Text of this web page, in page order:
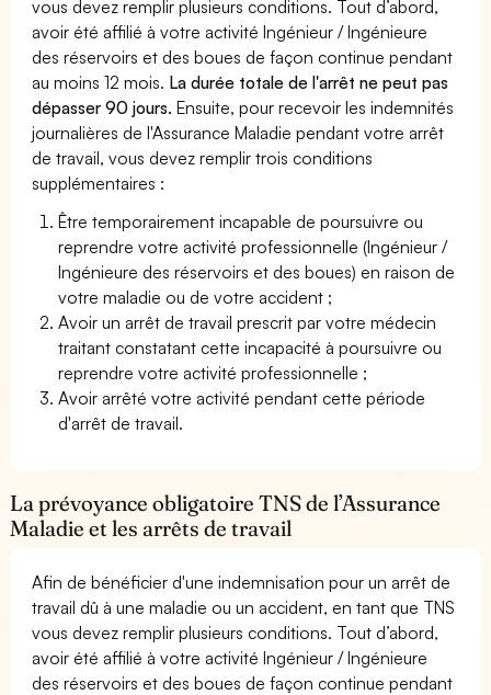
vous devez remplir plusieurs conditions. Tout d’abord,
avoir été affilié à votre activité Ingénieur / Ingénieure
des réservoirs et des boues de façon continue pendant
au moins 12 mois. La durée totale de l'arrêt ne peut pas
dépasser 90 jours. Ensuite, pour recevoir les indemnités
journalières de l'Assurance Maladie pendant votre arrêt
de travail, vous devez remplir trois conditions
supplémentaires :
Être temporairement incapable de poursuivre ou
reprendre votre activité professionnelle (Ingénieur /
Ingénieure des réservoirs et des boues) en raison de
votre maladie ou de votre accident ;
Avoir un arrêt de travail prescrit par votre médecin
traitant constatant cette incapacité à poursuivre ou
reprendre votre activité professionnelle ;
Avoir arrêté votre activité pendant cette période
d'arrêt de travail.
La prévoyance obligatoire TNS de l’Assurance
Maladie et les arrêts de travail
Afin de bénéficier d'une indemnisation pour un arrêt de
travail dû à une maladie ou un accident, en tant que TNS
vous devez remplir plusieurs conditions. Tout d’abord,
avoir été affilié à votre activité Ingénieur / Ingénieure
des réservoirs et des boues de façon continue pendant